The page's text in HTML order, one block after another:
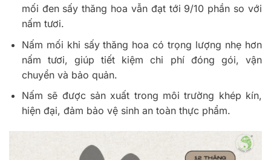
mối đen sấy thăng hoa vẫn đạt tới 9/10 phần so với
nấm tươi.
Nấm mối khi sấy thăng hoa có trọng lượng nhẹ hơn
nấm tươi, giúp tiết kiệm chi phí đóng gói, vận
chuyển và bảo quản.
Nấm sẽ được sản xuất trong môi trường khép kín,
hiện đại, đảm bảo vệ sinh an toàn thực phẩm.